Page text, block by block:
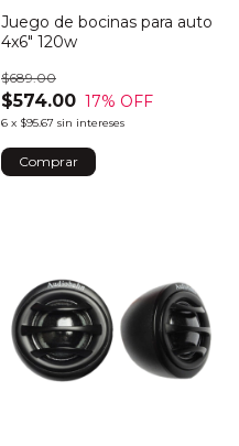
Juego de bocinas para auto
4x6" 120w
$574.00
$689.00
17% OFF
6 x $95.67 sin intereses